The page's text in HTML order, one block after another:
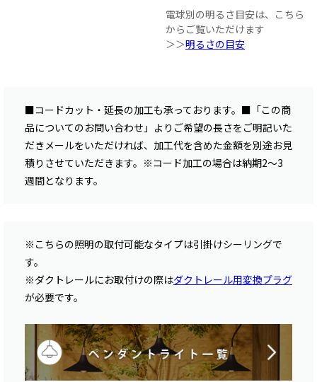
電球別の明るさ目安は、こちら
からご覧いただけます
＞＞明るさの目安
■コードカット・延長の加工も承っております。■「この商
品についてのお問い合わせ」よりご希望の長さをご明記いた
だきメールをいただければ、加工代を含めた金額を別途お見
積りさせていただきます。※コード加工の場合は納期2〜3
週間となります。
※こちらの照明の取付可能なタイプは引掛けシーリングで
す。
※ダクトレールにお取付けの際はダクトレール用変換プラグ
が必要です。